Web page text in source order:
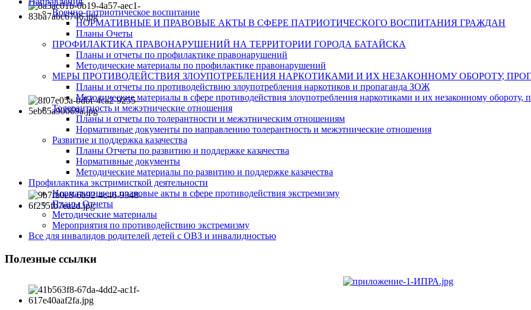
Военно-патриотическое воспитание
НОРМАТИВНЫЕ И ПРАВОВЫЕ АКТЫ В СФЕРЕ ПАТРИОТИЧЕСКОГО ВОСПИТАНИЯ ГРАЖДАН
Планы Очеты
ПРОФИЛАКТИКА ПРАВОНАРУШЕНИЙ НА ТЕРРИТОРИИ ГОРОДА БАТАЙСКА
Планы и отчеты по профилактике правонарушений
Методические материалы по профилактике правонарушений
МЕРЫ ПРОТИВОДЕЙСТВИЯ ЗЛОУПОТРЕБЛЕНИЯ НАРКОТИКАМИ И ИХ НЕЗАКОННОМУ ОБОРОТУ,
Планы и отчеты по противодействию злоупотребления наркотиков и пропаганда ЗОЖ
Методические материалы в сфере противодействия злоупотребления наркотиками и их незаконному
Толерантность и межэтнические отношения
Планы и отчеты по толерантности и межэтническим отношениям
Нормативные документы по направлению толерантность и межэтнические отношения
Развитие и поддержка казачества
Планы Отчеты по развитию и поддержке казачества
Нормативные документы
Методические материалы по развитию и поддержке казачества
Профилактика экстримисткой деятельности
Нормативные и правовые акты в сфере противодействия экстремизму
Планы Отчеты
Методические материалы
Мероприятия по противодействию экстремизму
Все для инвалидов родителей детей с ОВЗ и инвалидностью
Полезные ссылки